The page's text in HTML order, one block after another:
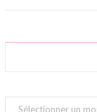
Archives